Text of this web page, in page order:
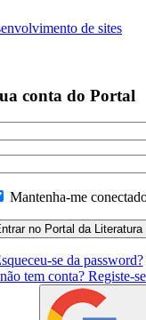
conta do Portal
Mantenha-me
se da password?
tem conta? Registe-